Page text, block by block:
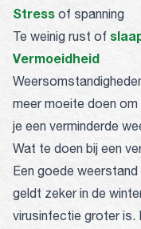
Stress of spanning
Te weinig rust of
Vermoeidheid
meer moeite doen
je een verminderde
Wat te doen bij een
Een goede
geldt zeker in de
virusinfectie groter is.